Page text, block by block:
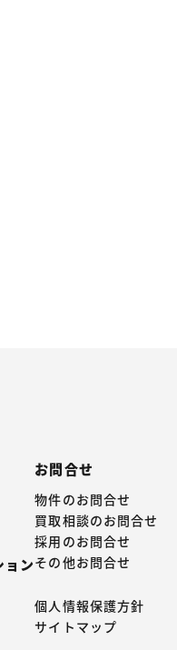
ョン
お問合せ
物件のお問合せ
買取相談のお問合せ
採用のお問合せ
その他お問合せ
個人情報保護方針
サイトマップ